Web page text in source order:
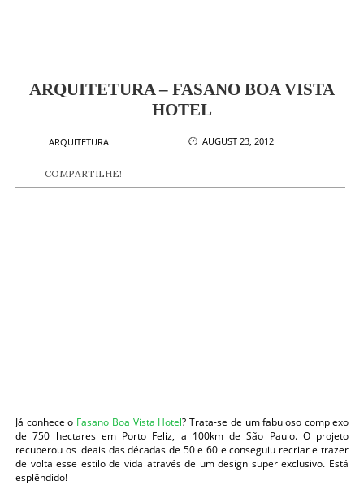
ARQUITETURA – FASANO BOA VISTA
HOTEL
ARQUITETURA 🕐 AUGUST 23, 2012
COMPARTILHE!
Já conhece o Fasano Boa Vista Hotel? Trata-se de um fabuloso complexo
de 750 hectares em Porto Feliz, a 100km de São Paulo. O projeto
recuperou os ideais das décadas de 50 e 60 e conseguiu recriar e trazer
de volta esse estilo de vida através de um design super exclusivo. Está
esplêndido!